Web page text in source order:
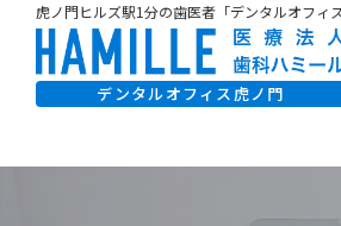
虎ノ門ヒルズ駅1分の歯医者「デンタルオフィス
デンタルオフィス虎ノ門